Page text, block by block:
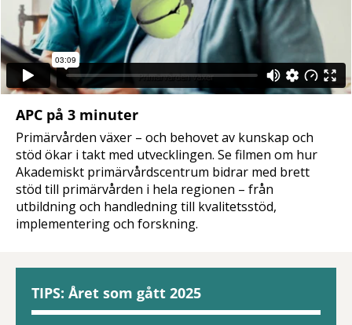
APC på 3 minuter
Primärvården växer – och behovet av kunskap och
stöd ökar i takt med utvecklingen. Se filmen om hur
Akademiskt primärvårdscentrum bidrar med brett
stöd till primärvården i hela regionen – från
utbildning och handledning till kvalitetsstöd,
implementering och forskning.
TIPS: Året som gått 2025